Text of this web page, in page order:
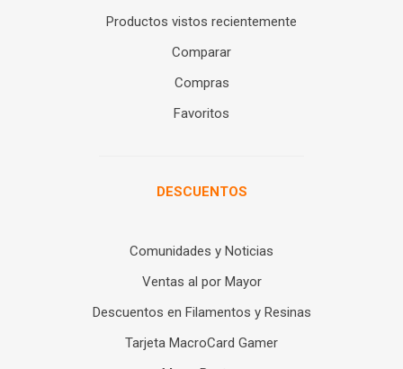
Productos vistos recientemente
Comparar
Compras
Favoritos
DESCUENTOS
Comunidades y Noticias
Ventas al por Mayor
Descuentos en Filamentos y Resinas
Tarjeta MacroCard Gamer